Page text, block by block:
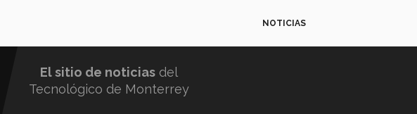
NOTICIAS
El sitio de noticias del
Tecnológico de Monterrey